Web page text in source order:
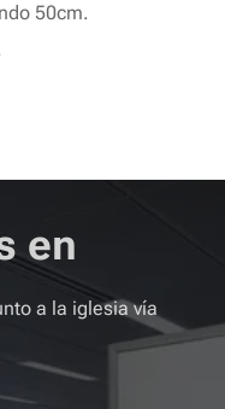
50cm.
en
a la iglesia vía